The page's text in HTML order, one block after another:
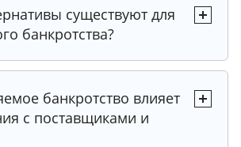
от юриста
от юриста
от юриста
от юриста
существуют для
банкротства?
банкротство влияет
с поставщиками и